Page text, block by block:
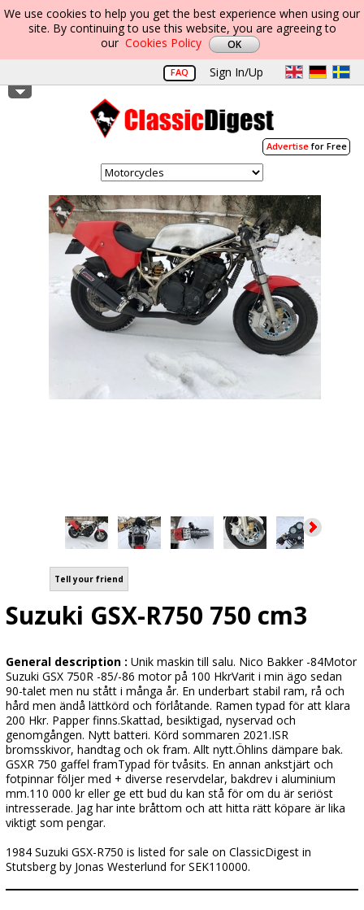
We use cookies to help you get the best experience when using our
site. By continuing to use this website, you are agreeing to
our Cookies Policy
FAQ Sign In/Up
Advertisefor Free
Tell your friend
Suzuki GSX-R750 750 cm3
General description : Unik maskin till salu. Nico Bakker -84Motor
Suzuki GSX 750R -85/-86 motor på 100 HkrVarit i min ägo sedan
90-talet men nu stått i många år. En underbart stabil ram, rå och
hård men ändå lättkörd och förlåtande. Ramen typad för att klara
200 Hkr. Papper finns.Skattad, besiktigad, nyservad och
genomgången. Nytt batteri. Körd sommaren 2021.ISR
bromsskivor, handtag och ok fram. Allt nytt.Öhlins dämpare bak.
GSXR 750 gaffel framTypad för tvåsits. En annan ankstjärt och
fotpinnar följer med + diverse reservdelar, bakdrev i aluminium
mm.110 000 kr eller ge ett bud du kan stå för om du är seriöst
intresserade. Jag har inte bråttom och att hitta rätt köpare är lika
viktigt som pengar.
1984 Suzuki GSX-R750 is listed for sale on ClassicDigest in
Stutsberg by Jonas Westerlund for SEK110000.